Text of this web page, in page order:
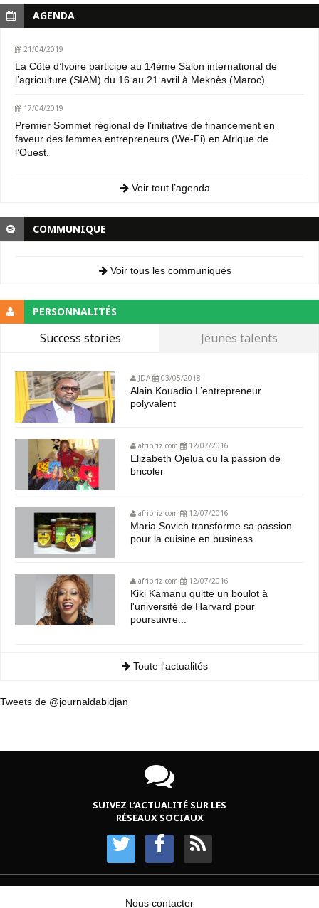
AGENDA
21/04/2019
La Côte d’Ivoire participe au 14ème Salon international de
l’agriculture (SIAM) du 16 au 21 avril à Meknès (Maroc).
17/04/2019
Premier Sommet régional de l’initiative de financement en
faveur des femmes entrepreneurs (We-Fi) en Afrique de
l’Ouest.
Voir tout l’agenda
COMMUNIQUE
Voir tous les communiqués
PERSONNALITÉS
Success stories Jeunes talents
JDA 03/05/2018
Alain Kouadio L’entrepreneur
polyvalent
afripriz.com 12/07/2016
Elizabeth Ojelua ou la passion de
bricoler
afripriz.com 12/07/2016
Maria Sovich transforme sa passion
pour la cuisine en business
afripriz.com 12/07/2016
Kiki Kamanu quitte un boulot à
l'université de Harvard pour
poursuivre...
Toute l'actualités
Tweets de @journaldabidjan
SUIVEZ L’ACTUALITÉ SUR LES
RÉSEAUX SOCIAUX
Nous contacter